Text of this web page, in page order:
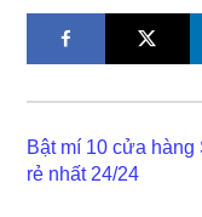
Bật mí 10 cửa
rẻ nhất 24/24